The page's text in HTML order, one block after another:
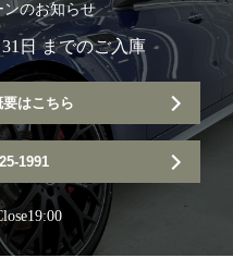
のお知らせ
日 までのご入庫
はこちら
1991